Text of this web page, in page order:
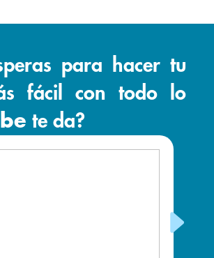
para hacer tu
fácil con todo lo
te da?